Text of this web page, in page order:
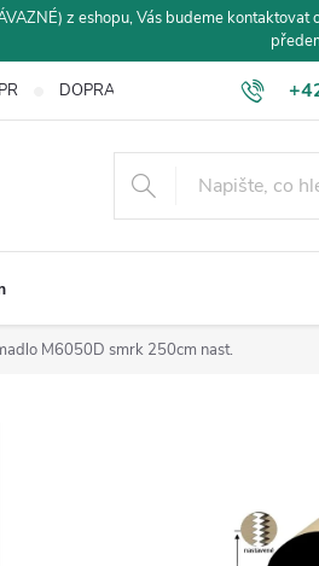
z eshopu, Vás budeme
DOPRAVA A PLATBA
M6050D smrk 250cm nast.